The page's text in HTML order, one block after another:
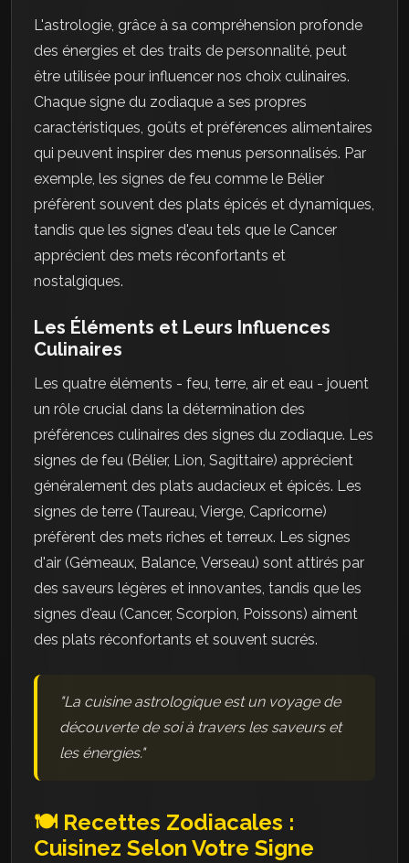
L'astrologie, grâce à sa compréhension profonde
des énergies et des traits de personnalité, peut
être utilisée pour influencer nos choix culinaires.
Chaque signe du zodiaque a ses propres
caractéristiques, goûts et préférences alimentaires
qui peuvent inspirer des menus personnalisés. Par
exemple, les signes de feu comme le Bélier
préfèrent souvent des plats épicés et dynamiques,
tandis que les signes d'eau tels que le Cancer
apprécient des mets réconfortants et
nostalgiques.
Les Éléments et Leurs Influences
Culinaires
Les quatre éléments - feu, terre, air et eau - jouent
un rôle crucial dans la détermination des
préférences culinaires des signes du zodiaque. Les
signes de feu (Bélier, Lion, Sagittaire) apprécient
généralement des plats audacieux et épicés. Les
signes de terre (Taureau, Vierge, Capricorne)
préfèrent des mets riches et terreux. Les signes
d'air (Gémeaux, Balance, Verseau) sont attirés par
des saveurs légères et innovantes, tandis que les
signes d'eau (Cancer, Scorpion, Poissons) aiment
des plats réconfortants et souvent sucrés.
"La cuisine astrologique est un voyage de
découverte de soi à travers les saveurs et
les énergies."
🍽️ Recettes Zodiacales :
Cuisinez Selon Votre Signe